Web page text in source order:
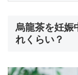
烏龍茶を妊娠
れくらい？